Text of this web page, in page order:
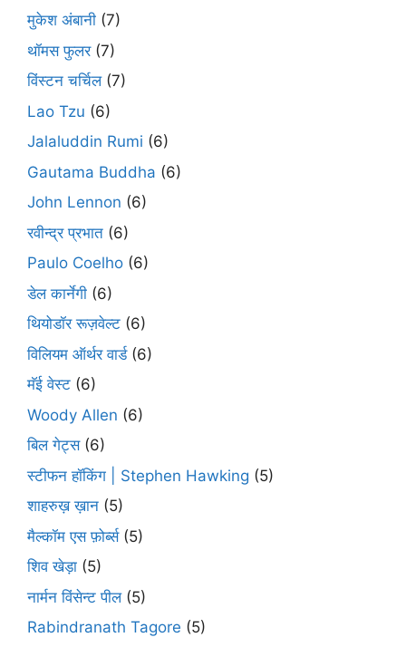
मुकेश अंबानी (7)
थॉमस फुलर(7)
विंस्टन चर्चिल(7)
Lao Tzu (6)
Jalaluddin Rumi (6)
Gautama Buddha (6)
John Lennon (6)
रवीन्द्र प्रभात (6)
Paulo Coelho (6)
डेल कार्नेगी (6)
थियोडॉर रूज़वेल्ट (6)
विलियम ऑर्थर वार्ड(6)
मॅई वेस्ट (6)
Woody Allen (6)
बिल गेट्स(6)
स्टीफन हॉकिंग | Stephen Hawking (5)
शाहरुख़ ख़ान (5)
मैल्कॉम एस फ़ोर्ब्स(5)
शिव खेड़ा (5)
नार्मन विंसेन्ट पील(5)
Rabindranath Tagore (5)